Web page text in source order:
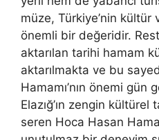
müze, Türkiye’nin kültür
önemli bir değeridir.
aktarılan tarihi hamam
aktarılmakta ve bu
Hamamı’nın önemi gün
Elazığ’ın zengin
seren Hoca Hasan